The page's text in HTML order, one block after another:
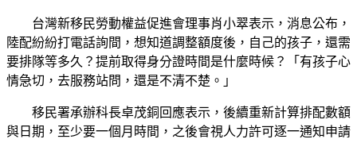
台灣新移民勞動權益促進會理事肖小翠表示，消息公布，
陸配紛紛打電話詢間，想知道調整額度後，自己的孩子，還需
要排隊等多久？提前取得身分證時間是什麼時候？「有孩子心
情急切，去服務站問，還是不清不楚。」
移民署承辦科長卓茂銅回應表示，後續重新計算排配數額
與日期，至少要一個月時間，之後會視人力許可逐一通知申請